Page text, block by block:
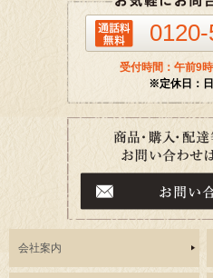
受付時間：午前9
※定休日：
会社案内